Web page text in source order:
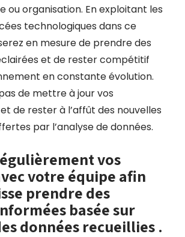
ou organisation. En exploitant les
technologiques dans ce
en mesure de prendre des
et de rester compétitif
en constante évolution.
de mettre à jour vos
de rester à l’affût des nouvelles
par l’analyse de données.
vos
votre équipe afin
prendre des
basée sur
données recueillies .